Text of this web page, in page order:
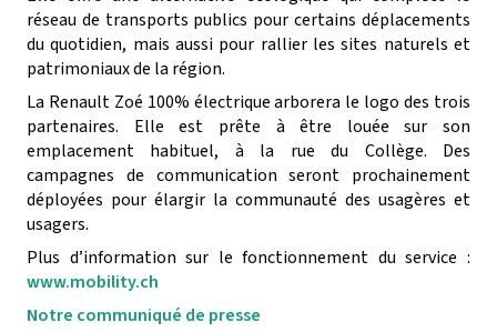
réseau de transports publics pour certains déplacements
du quotidien, mais aussi pour rallier les sites naturels et
patrimoniaux de la région.
La Renault Zoé 100% électrique arborera le logo des trois
partenaires. Elle est prête à être louée sur son
emplacement habituel, à la rue du Collège. Des
campagnes de communication seront prochainement
déployées pour élargir la communauté des usagères et
usagers.
Plus d’information sur le fonctionnement du service :
www.mobility.ch
Notre communiqué de presse